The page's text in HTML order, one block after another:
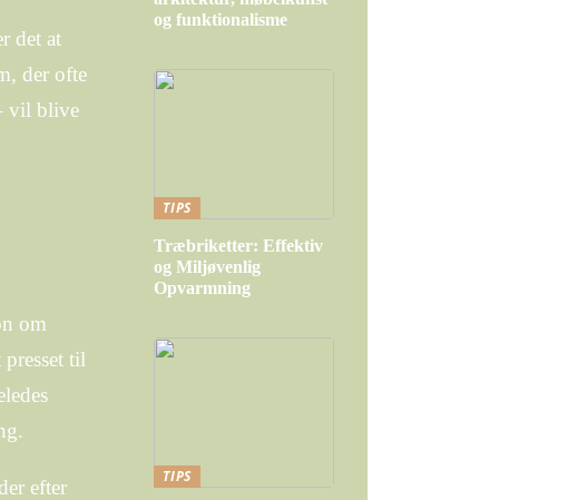
det at
der ofte
vil blive
om
til
efter
og funktionalisme
TIPS
Træbriketter: Effektiv
og Miljøvenlig
Opvarmning
TIPS